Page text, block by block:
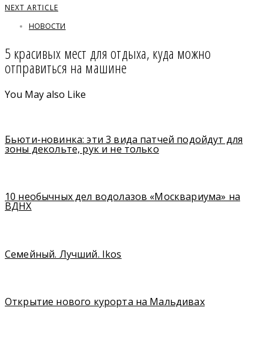
NEXT ARTICLE
НОВОСТИ
5 красивых мест для отдыха, куда можно
отправиться на машине
You May also Like
Бьюти-новинка: эти 3 вида патчей подойдут для
зоны декольте, рук и не только
10 необычных дел водолазов «Москвариума» на
ВДНХ
Семейный. Лучший. Ikos
Открытие нового курорта на Мальдивах